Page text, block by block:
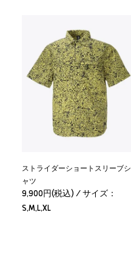
ストライダーショートスリーブシ
ャツ
9,900円(税込) / サイズ：
S,M,L,XL